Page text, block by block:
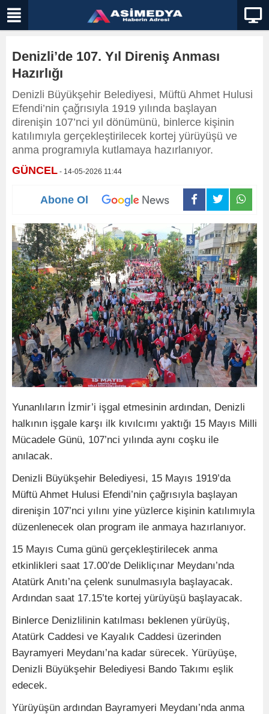
Denizli’de 107. Yıl Direniş Anması
Hazırlığı
Denizli Büyükşehir Belediyesi, Müftü Ahmet Hulusi
Efendi’nin çağrısıyla 1919 yılında başlayan
direnişin 107’nci yıl dönümünü, binlerce kişinin
katılımıyla gerçekleştirilecek kortej yürüyüşü ve
anma programıyla kutlamaya hazırlanıyor.
GÜNCEL - 14-05-2026 11:44
Abone Ol
Yunanlıların İzmir’i işgal etmesinin ardından, Denizli
halkının işgale karşı ilk kıvılcımı yaktığı 15 Mayıs Milli
Mücadele Günü, 107’nci yılında aynı coşku ile
anılacak.
Denizli Büyükşehir Belediyesi, 15 Mayıs 1919’da
Müftü Ahmet Hulusi Efendi’nin çağrısıyla başlayan
direnişin 107’nci yılını yine yüzlerce kişinin katılımıyla
düzenlenecek olan program ile anmaya hazırlanıyor.
15 Mayıs Cuma günü gerçekleştirilecek anma
etkinlikleri saat 17.00’de Delikliçınar Meydanı’nda
Atatürk Anıtı’na çelenk sunulmasıyla başlayacak.
Ardından saat 17.15’te kortej yürüyüşü başlayacak.
Binlerce Denizlilinin katılması beklenen yürüyüş,
Atatürk Caddesi ve Kayalık Caddesi üzerinden
Bayramyeri Meydanı’na kadar sürecek. Yürüyüşe,
Denizli Büyükşehir Belediyesi Bando Takımı eşlik
edecek.
Yürüyüşün ardından Bayramyeri Meydanı’nda anma